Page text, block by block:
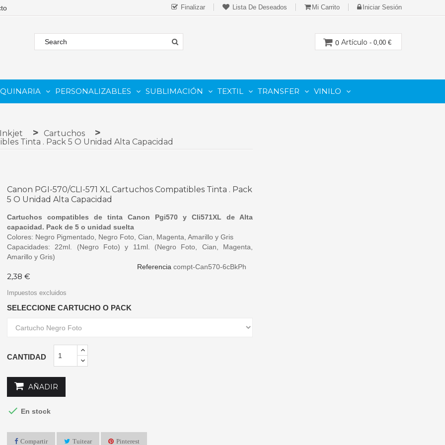
Finalizar Lista De Deseados Mi Carrito Iniciar Sesión
Artículo - 0,00 €
0
PERSONALIZABLES SUBLIMACIÓN TEXTIL TRANSFER VINILO
Cartuchos
Tinta . Pack 5 O Unidad Alta Capacidad
Canon PGI-570/CLI-571 XL Cartuchos Compatibles Tinta . Pack
5 O Unidad Alta Capacidad
Cartuchos compatibles de tinta Canon Pgi570 y Cli571XL de Alta
capacidad. Pack de 5 o unidad suelta
Colores: Negro Pigmentado, Negro Foto, Cian, Magenta, Amarillo y Gris
Capacidades: 22ml. (Negro Foto) y 11ml. (Negro Foto, Cian, Magenta,
Amarillo y Gris)
Referencia compt-Can570-6cBkPh
2,38 €
Impuestos excluidos
SELECCIONE CARTUCHO O PACK
CANTIDAD
AÑADIR
 En stock
Compartir Tuitear Pinterest